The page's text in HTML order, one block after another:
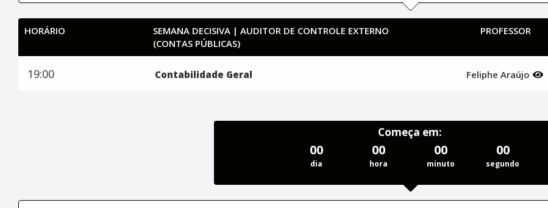
HORÁRIO
SEMANA DECISIVA | AUDITOR DE CONTROLE EXTERNO
(CONTAS PÚBLICAS)
PROFESSOR
19:00 Contabilidade Geral Feliphe Araújo
Começa em:
00
dia
00
hora
00
minuto
00
segundo